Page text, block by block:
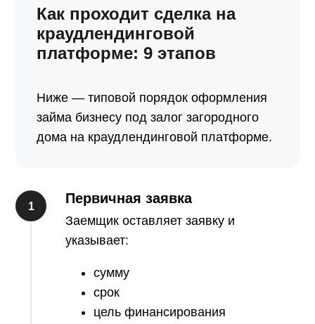
Как проходит сделка на
краудлендинговой
платформе: 9 этапов
Ниже — типовой порядок оформления
займа бизнесу под залог загородного
дома на краудлендинговой платформе.
Первичная заявка
Заемщик оставляет заявку и
указывает:
сумму
срок
цель финансирования